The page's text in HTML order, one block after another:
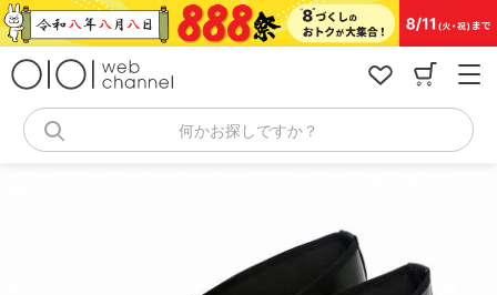
コ
ン
何かお探しですか？